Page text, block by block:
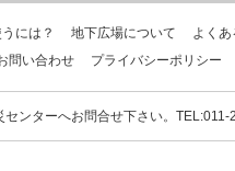
には？ 地下広場について
よく
問い合わせ プライバシーポリシー
ンターへお問合せ下さい。